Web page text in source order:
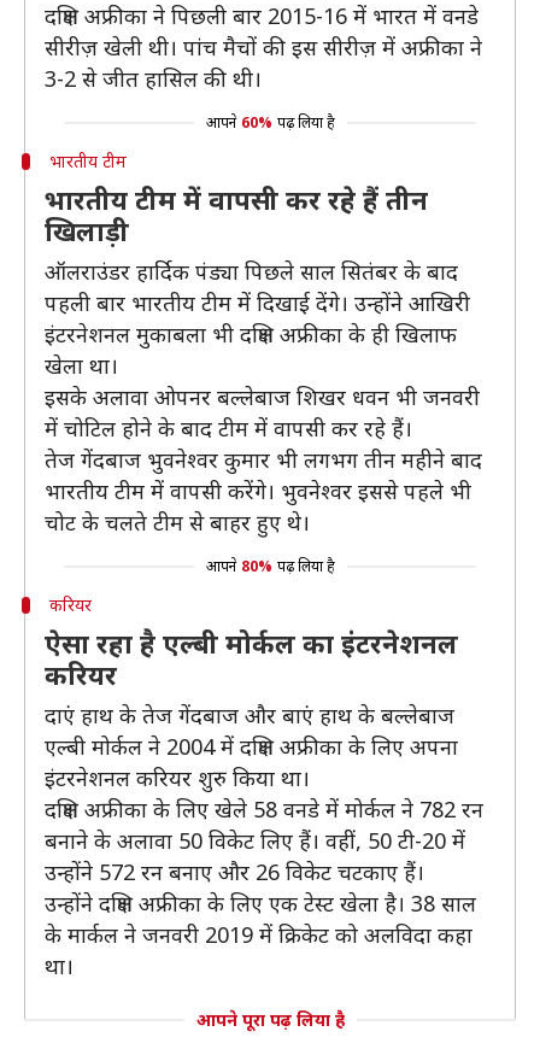
दक्षिण अफ्रीका ने पिछली बार 2015-16 में भारत में वनडे
सीरीज़ खेली थी। पांच मैचों की इस सीरीज़ में अफ्रीका ने
3-2 से जीत हासिल की थी।
आपने 60% पढ़ लिया है
भारतीय टीम
भारतीय टीम में वापसी कर रहे हैं तीन
खिलाड़ी
ऑलराउंडर हार्दिक पंड्या पिछले साल सितंबर के बाद
पहली बार भारतीय टीम में दिखाई देंगे। उन्होंने आखिरी
इंटरनेशनल मुकाबला भी दक्षिण अफ्रीका के ही खिलाफ
खेला था।
इसके अलावा ओपनर बल्लेबाज शिखर धवन भी जनवरी
में चोटिल होने के बाद टीम में वापसी कर रहे हैं।
तेज गेंदबाज भुवनेश्वर कुमार भी लगभग तीन महीने बाद
भारतीय टीम में वापसी करेंगे। भुवनेश्वर इससे पहले भी
चोट के चलते टीम से बाहर हुए थे।
आपने 80% पढ़ लिया है
करियर
ऐसा रहा है एल्बी मोर्कल का इंटरनेशनल
करियर
दाएं हाथ के तेज गेंदबाज और बाएं हाथ के बल्लेबाज
एल्बी मोर्कल ने 2004 में दक्षिण अफ्रीका के लिए अपना
इंटरनेशनल करियर शुरु किया था।
दक्षिण अफ्रीका के लिए खेले 58 वनडे में मोर्कल ने 782 रन
बनाने के अलावा 50 विकेट लिए हैं। वहीं, 50 टी-20 में
उन्होंने 572 रन बनाए और 26 विकेट चटकाए हैं।
उन्होंने दक्षिण अफ्रीका के लिए एक टेस्ट खेला है। 38 साल
के मार्कल ने जनवरी 2019 में क्रिकेट को अलविदा कहा
था।
आपने पूरा पढ़ लिया है